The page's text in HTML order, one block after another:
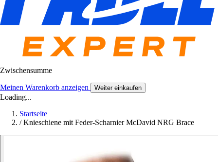
Zwischensumme
Meinen Warenkorb anzeigen Weiter einkaufen
Loading...
Startseite
/ Knieschiene mit Feder-Scharnier McDavid NRG Brace